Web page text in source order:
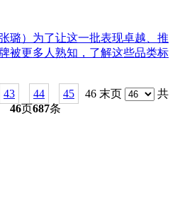
璐）为了让这一批表现卓越、推
被更多人熟知，了解这些品类标
43 44 45 46 末页
共
46页687条